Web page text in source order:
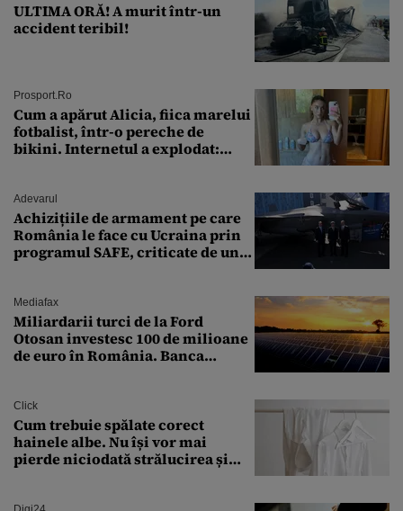
ULTIMA ORĂ! A murit într-un
accident teribil!
Prosport.ro
Cum a apărut Alicia, fiica marelui
fotbalist, într-o pereche de
bikini. Internetul a explodat:
Adevarul
Achizițiile de armament pe care
România le face cu Ucraina prin
programul SAFE, criticate de un
Mediafax
Miliardarii turci de la Ford
Otosan investesc 100 de milioane
de euro în România. Banca
Click
Cum trebuie spălate corect
hainele albe. Nu își vor mai
pierde niciodată strălucirea și